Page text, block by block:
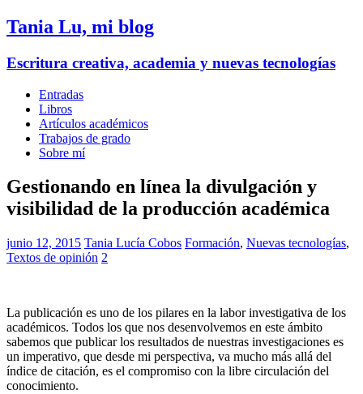
Tania Lu, mi blog
Escritura creativa, academia y nuevas tecnologías
Entradas
Libros
Artículos académicos
Trabajos de grado
Sobre mí
Gestionando en línea la divulgación y
visibilidad de la producción académica
junio 12, 2015 Tania Lucía Cobos Formación, Nuevas tecnologías,
Textos de opinión 2
La publicación es uno de los pilares en la labor investigativa de los
académicos. Todos los que nos desenvolvemos en este ámbito
sabemos que publicar los resultados de nuestras investigaciones es
un imperativo, que desde mi perspectiva, va mucho más allá del
índice de citación, es el compromiso con la libre circulación del
conocimiento.